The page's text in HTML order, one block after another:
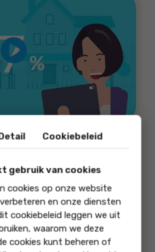
Cookiebeleid
gebruik van cookies
cookies op onze website
en onze diensten
cookiebeleid leggen we uit
waarom we deze
cookies kunt beheren of